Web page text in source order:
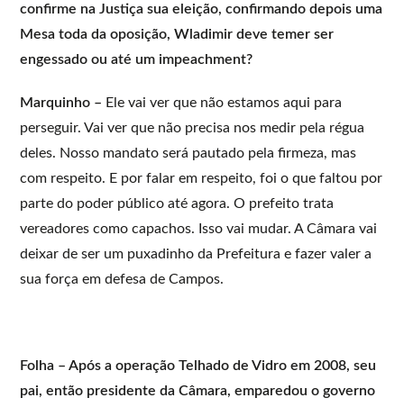
confirme na Justiça sua eleição, confirmando depois uma
Mesa toda da oposição, Wladimir deve temer ser
engessado ou até um impeachment?
Marquinho – Ele vai ver que não estamos aqui para
perseguir. Vai ver que não precisa nos medir pela régua
deles. Nosso mandato será pautado pela firmeza, mas
com respeito. E por falar em respeito, foi o que faltou por
parte do poder público até agora. O prefeito trata
vereadores como capachos. Isso vai mudar. A Câmara vai
deixar de ser um puxadinho da Prefeitura e fazer valer a
sua força em defesa de Campos.
Folha – Após a operação Telhado de Vidro em 2008, seu
pai, então presidente da Câmara, emparedou o governo